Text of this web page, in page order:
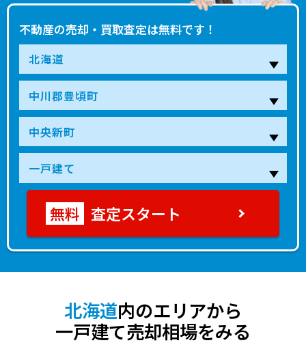
不動産の売却・買取査定は無料です！
査定スタート
北海道内のエリアから
一戸建て売却相場をみる